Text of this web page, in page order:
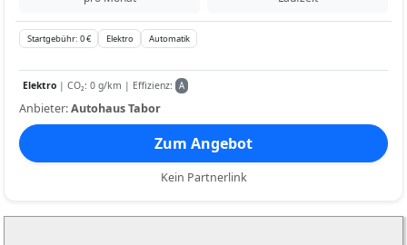
Startgebühr: 0 € Elektro Automatik
Elektro | CO₂: 0 g/km | Effizienz: A
Anbieter:Autohaus Tabor
Zum Angebot
Kein Partnerlink